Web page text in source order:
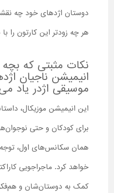
دوستان اژدهای خود چه
هر چه زودتر این کارتون را
نکات مثبتی که
انیمیشن ناجیان
موسیقی اژدر یاد
این انیمیشن موزیکال،
برای کودکان و حتی
همان سکانس‌های اول،
خواهد کرد. ماجراجویی
کمک به دوستان‌شان و